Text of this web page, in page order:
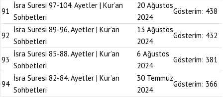
91
İsra Suresi 97-104. Ayetler | Kur’an
Sohbetleri
20 Ağustos
2024
Gösterim: 438
92
İsra Suresi 89-96. Ayetler | Kur’an
Sohbetleri
13 Ağustos
2024
Gösterim: 432
93
İsra Suresi 85-88. Ayetler | Kur’an
Sohbetleri
6 Ağustos
2024
Gösterim: 381
94
İsra Suresi 82-84. Ayetler | Kur’an
Sohbetleri
30 Temmuz
2024
Gösterim: 366